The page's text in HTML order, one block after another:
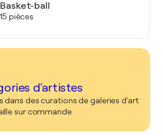
Basket-ball
15 pièces
d'artistes
dans des curations de galeries d'art
sur commande